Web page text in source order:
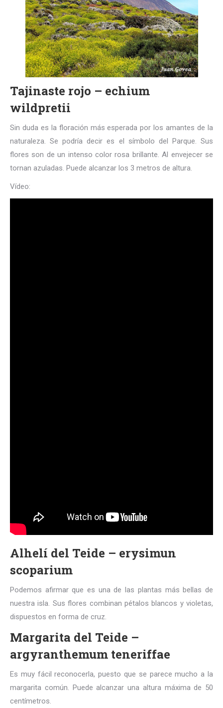
Tajinaste rojo – echium
wildpretii
Sin duda es la floración más esperada por los amantes de la
naturaleza. Se podría decir es el símbolo del Parque. Sus
flores son de un intenso color rosa brillante. Al envejecer se
tornan azuladas. Puede alcanzar los 3 metros de altura.
Vídeo:
Alhelí del Teide – erysimun
scoparium
Podemos afirmar que es una de las plantas más bellas de
nuestra isla. Sus flores combinan pétalos blancos y violetas,
dispuestos en forma de cruz.
Margarita del Teide –
argyranthemum teneriffae
Es muy fácil reconocerla, puesto que se parece mucho a la
margarita común. Puede alcanzar una altura máxima de 50
centímetros.